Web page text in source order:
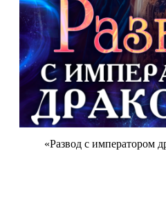
«Развод с императором